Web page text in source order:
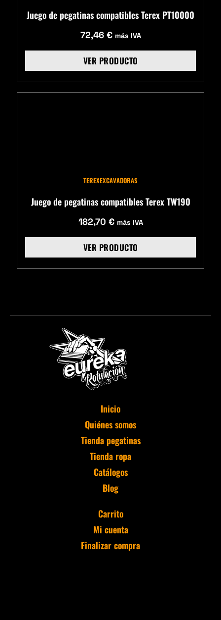
Juego de pegatinas compatibles Terex PT10000
72,46 € más IVA
VER PRODUCTO
TEREXEXCAVADORAS
Juego de pegatinas compatibles Terex TW190
182,70 € más IVA
VER PRODUCTO
Inicio
Quiénes somos
Tienda pegatinas
Tienda ropa
Catálogos
Blog
Carrito
Mi cuenta
Finalizar compra